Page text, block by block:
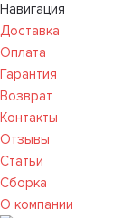
Навигация
Доставка
Оплата
Гарантия
Возврат
Контакты
Отзывы
Статьи
Сборка
О компании